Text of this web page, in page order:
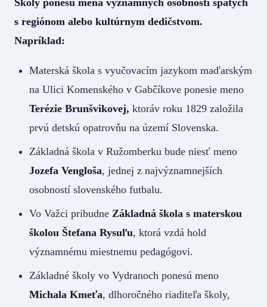
s regiónom alebo kultúrnym dedičstvom.
Napríklad:
Materská škola s vyučovacím jazykom maďarským
na Ulici Komenského v Gabčíkove ponesie meno
Terézie Brunšvikovej,ktoráv roku 1829 založila
prvú detskú opatrovňu na území Slovenska.
Základná škola v Ružomberku bude niesť meno
Jozefa Vengloša, jednej z najvýznamnejších
osobností slovenského futbalu.
Vo Važci pribudneZákladná škola s materskou
školou Štefana Rysuľu, ktorá vzdá hold
významnému miestnemu pedagógovi.
Základné školy vo Vydranoch ponesú meno
Michala Kmeťa, dlhoročného riaditeľa školy,